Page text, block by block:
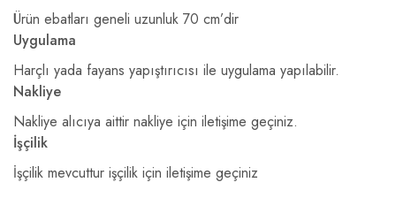
Ürün ebatları geneli uzunluk 70 cm’dir
Uygulama
Harçlı yada fayans yapıştırıcısı ile uygulama yapılabilir.
Nakliye
Nakliye alıcıya aittir nakliye için iletişime geçiniz.
İşçilik
İşçilik mevcuttur işçilik için iletişime geçiniz